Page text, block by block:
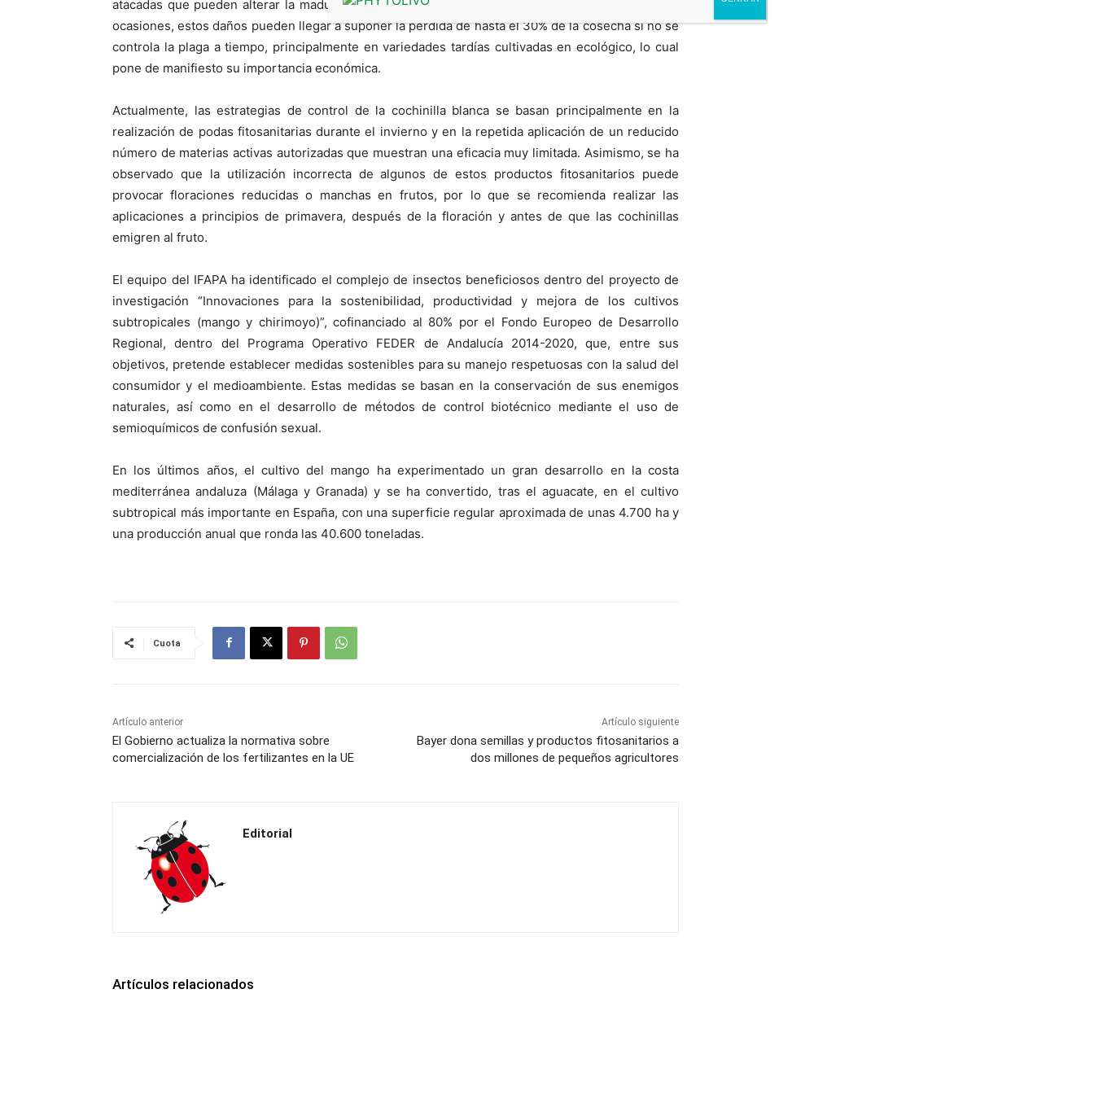
atacadas que pueden alterar la maduración y depreciar su calidad y valor comercial. En algunas
ocasiones, estos daños pueden llegar a suponer la pérdida de hasta el 30% de la cosecha si no se
controla la plaga a tiempo, principalmente en variedades tardías cultivadas en ecológico, lo cual
pone de manifiesto su importancia económica.
Actualmente, las estrategias de control de la cochinilla blanca se basan principalmente en la
realización de podas fitosanitarias durante el invierno y en la repetida aplicación de un reducido
número de materias activas autorizadas que muestran una eficacia muy limitada. Asimismo, se ha
observado que la utilización incorrecta de algunos de estos productos fitosanitarios puede
provocar floraciones reducidas o manchas en frutos, por lo que se recomienda realizar las
aplicaciones a principios de primavera, después de la floración y antes de que las cochinillas
emigren al fruto.
El equipo del IFAPA ha identificado el complejo de insectos beneficiosos dentro del proyecto de
investigación “Innovaciones para la sostenibilidad, productividad y mejora de los cultivos
subtropicales (mango y chirimoyo)”, cofinanciado al 80% por el Fondo Europeo de Desarrollo
Regional, dentro del Programa Operativo FEDER de Andalucía 2014-2020, que, entre sus
objetivos, pretende establecer medidas sostenibles para su manejo respetuosas con la salud del
consumidor y el medioambiente. Estas medidas se basan en la conservación de sus enemigos
naturales, así como en el desarrollo de métodos de control biotécnico mediante el uso de
semioquímicos de confusión sexual.
En los últimos años, el cultivo del mango ha experimentado un gran desarrollo en la costa
mediterránea andaluza (Málaga y Granada) y se ha convertido, tras el aguacate, en el cultivo
subtropical más importante en España, con una superficie regular aproximada de unas 4.700 ha y
una producción anual que ronda las 40.600 toneladas.
Cuota
Artículo anterior
El Gobierno actualiza la normativa sobre
comercialización de los fertilizantes en la UE
Artículo siguiente
Bayer dona semillas y productos fitosanitarios a
dos millones de pequeños agricultores
Editorial
Artículos relacionados